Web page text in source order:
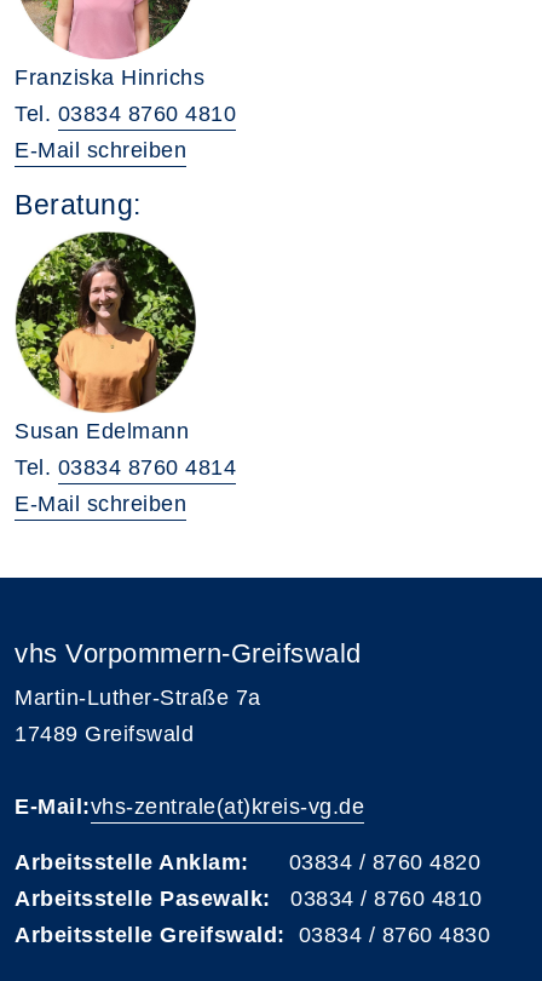
Franziska Hinrichs
Tel. 03834 8760 4810
E-Mail schreiben
Beratung:
Susan Edelmann
Tel. 03834 8760 4814
E-Mail schreiben
vhs Vorpommern-Greifswald
Martin-Luther-Straße 7a
17489 Greifswald
E-Mail:vhs-zentrale(at)kreis-vg.de
Arbeitsstelle Anklam: 03834 / 8760 4820
Arbeitsstelle Pasewalk: 03834 / 8760 4810
Arbeitsstelle Greifswald: 03834 / 8760 4830